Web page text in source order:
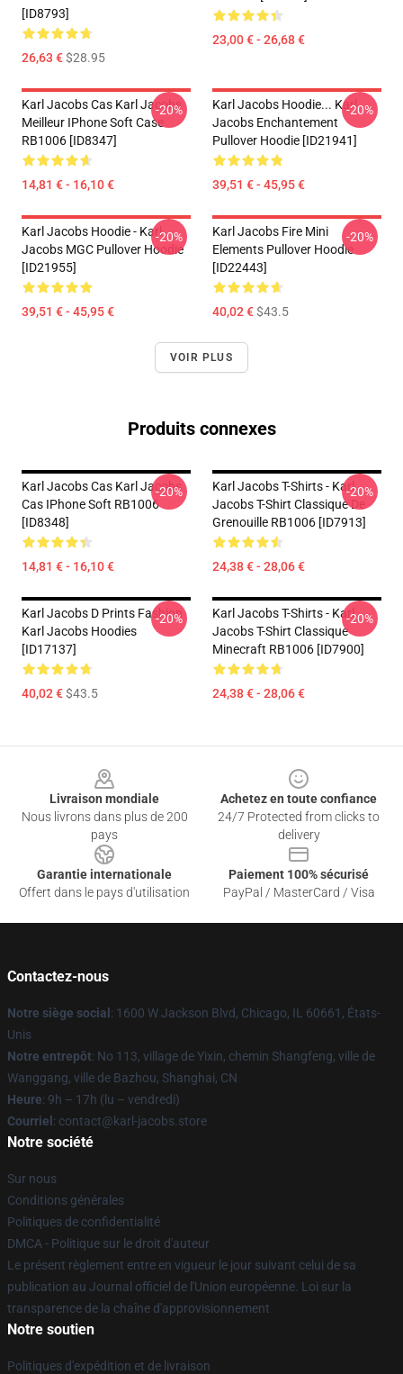
[ID8793]
26,63 €$28.95
23,00 € - 26,68 €
Karl Jacobs Cas Karl Jacobs
Meilleur IPhone Soft Case
RB1006 [ID8347]
14,81 € - 16,10 €
-20%
Karl Jacobs Hoodie... Karl
Jacobs Enchantement
Pullover Hoodie [ID21941]
39,51 € - 45,95 €
-20%
Karl Jacobs Hoodie - Karl
Jacobs MGC Pullover Hoodie
[ID21955]
39,51 € - 45,95 €
-20%
Karl Jacobs Fire Mini
Elements Pullover Hoodie
[ID22443]
40,02 €$43.5
-20%
VOIR PLUS
Produits connexes
Karl Jacobs Cas Karl Jacobs
Cas IPhone Soft RB1006
[ID8348]
14,81 € - 16,10 €
-20%
Karl Jacobs T-Shirts - Karl
Jacobs T-Shirt Classique De
Grenouille RB1006 [ID7913]
24,38 € - 28,06 €
-20%
Karl Jacobs D Prints Fashion
Karl Jacobs Hoodies
[ID17137]
40,02 €$43.5
-20%
Karl Jacobs T-Shirts - Karl
Jacobs T-Shirt Classique
Minecraft RB1006 [ID7900]
24,38 € - 28,06 €
-20%
Livraison mondiale
Nous livrons dans plus de 200
pays
Achetez en toute confiance
24/7 Protected from clicks to
delivery
Garantie internationale
Offert dans le pays d'utilisation
Paiement 100% sécurisé
PayPal / MasterCard / Visa
Contactez-nous
Notre siège social : 1600 W Jackson Blvd, Chicago, IL 60661, États-
Unis
Notre entrepôt: No 113, village de Yixin, chemin Shangfeng, ville de
Wanggang, ville de Bazhou, Shanghai, CN
Heure: 9h – 17h (lu – vendredi)
Courriel : contact@karl-jacobs.store
Notre société
Sur nous
Conditions générales
Politiques de confidentialité
DMCA - Politique sur le droit d'auteur
Le présent règlement entre en vigueur le jour suivant celui de sa
publication au Journal officiel de l'Union européenne. Loi sur la
transparence de la chaîne d'approvisionnement
Notre soutien
Politiques d'expédition et de livraison